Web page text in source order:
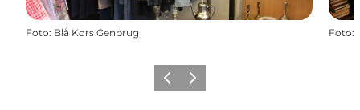
Foto: Blå Kors Genbrug Foto:
Precedente
Avanti